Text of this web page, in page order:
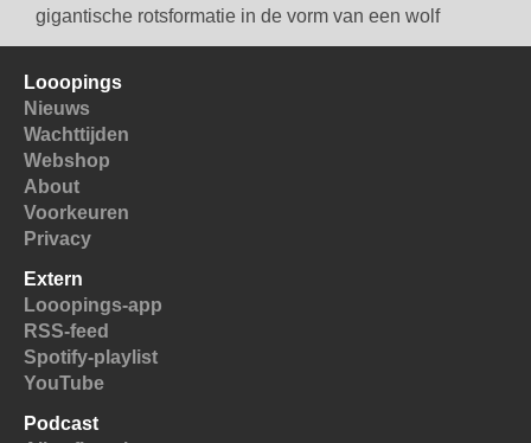
gigantische rotsformatie in de vorm van een wolf
Looopings
Nieuws
Wachttijden
Webshop
About
Voorkeuren
Privacy
Extern
Looopings-app
RSS-feed
Spotify-playlist
YouTube
Podcast